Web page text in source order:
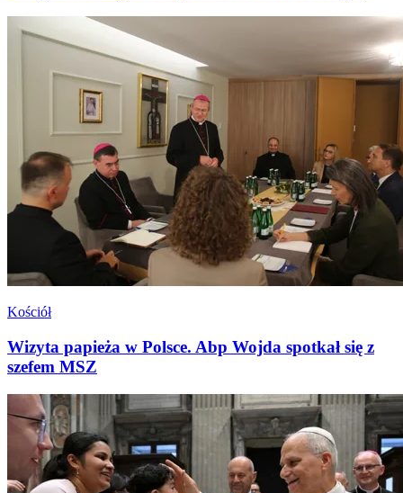
Kościół
Wizyta papieża w Polsce. Abp Wojda spotkał się z
szefem MSZ